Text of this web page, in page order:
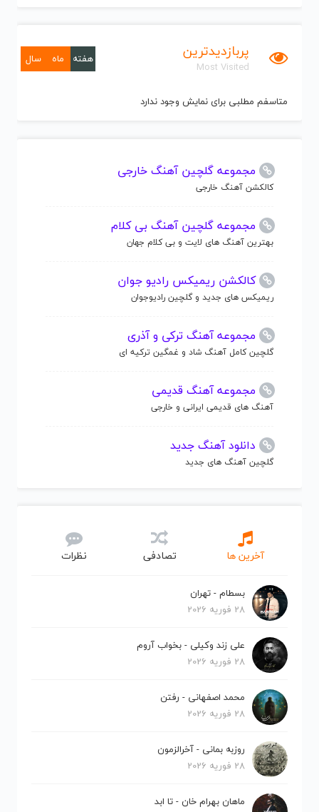
پربازدیدترین
Most Visited
هفته ماه سال
متاسفم مطلبی برای نمایش وجود ندارد
مجموعه گلچین آهنگ خارجی
کالکشن آهنگ خارجی
مجموعه گلچین آهنگ بی کلام
بهترین آهنگ های لایت و بی کلام جهان
کالکشن ریمیکس رادیو جوان
ریمیکس های جدید و گلچین رادیوجوان
مجموعه آهنگ ترکی و آذری
گلچین کامل آهنگ شاد و غمگین ترکیه ای
مجموعه آهنگ قدیمی
آهنگ های قدیمی ایرانی و خارجی
دانلود آهنگ جدید
گلچین آهنگ های جدید
آخرین ها تصادفی نظرات
بسطام - تهران
28 فوریه 2026
علی زند وکیلی - بخواب آروم
28 فوریه 2026
محمد اصفهانی - رفتن
28 فوریه 2026
روزبه بمانی - آخرالزمون
28 فوریه 2026
ماهان بهرام خان - تا ابد